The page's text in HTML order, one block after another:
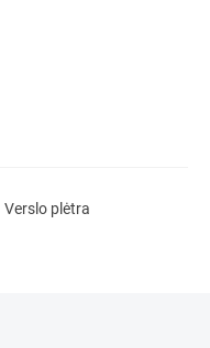
Verslo plėtra